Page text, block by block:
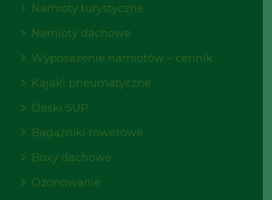
Namioty turystyczne
Namioty dachowe
Wyposażenie namiotów – cennik
Kajaki pneumatyczne
Deski SUP
Bagażniki rowerowe
Boxy dachowe
Ozonowanie